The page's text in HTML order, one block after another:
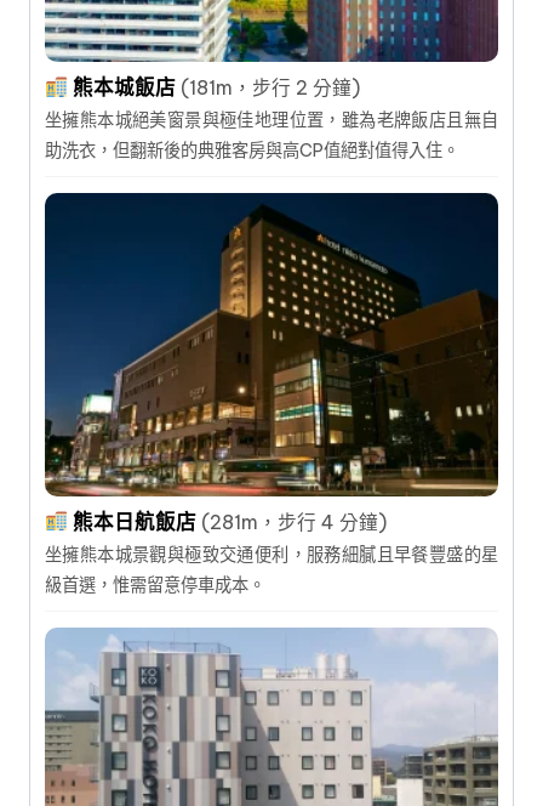
熊本城飯店 (181m，步行 2 分鐘)
坐擁熊本城絕美窗景與極佳地理位置，雖為老牌飯店且無自
助洗衣，但翻新後的典雅客房與高CP值絕對值得入住。
熊本日航飯店 (281m，步行 4 分鐘)
坐擁熊本城景觀與極致交通便利，服務細膩且早餐豐盛的星
級首選，惟需留意停車成本。